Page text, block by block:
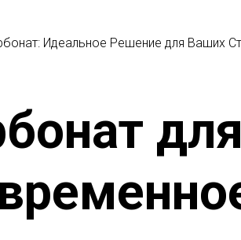
Идеальное Решение для Ваших
для